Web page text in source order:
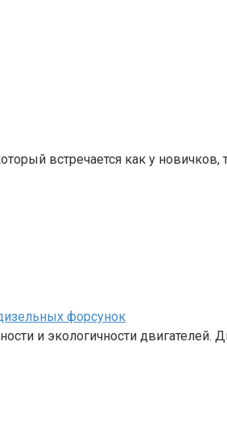
встречается как у новичков,
форсунок
и экологичности двигателей.